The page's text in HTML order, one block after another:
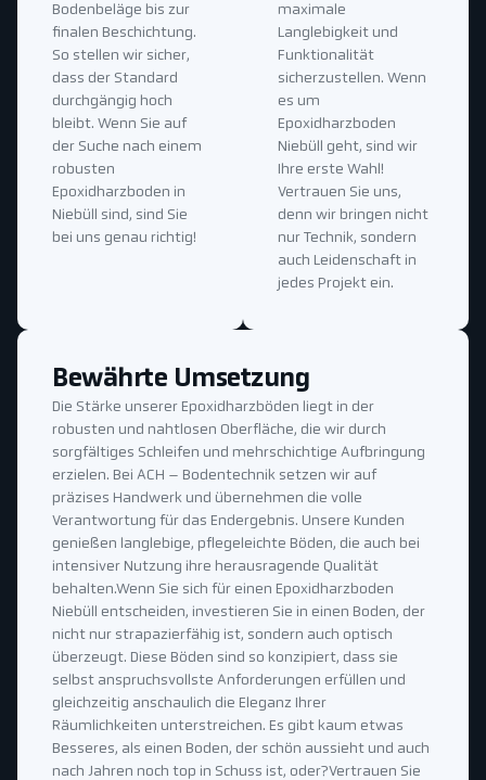
maximale
Langlebigkeit und
Funktionalität
sicherzustellen. Wenn
es um
Epoxidharzboden
Niebüll geht, sind wir
Ihre erste Wahl!
Vertrauen Sie uns,
denn wir bringen nicht
nur Technik, sondern
auch Leidenschaft in
jedes Projekt ein.
Bodenbeläge bis zur
finalen Beschichtung.
So stellen wir sicher,
dass der Standard
durchgängig hoch
bleibt. Wenn Sie auf
der Suche nach einem
robusten
Epoxidharzboden in
Niebüll sind, sind Sie
bei uns genau richtig!
Bewährte Umsetzung
Die Stärke unserer Epoxidharzböden liegt in der
robusten und nahtlosen Oberfläche, die wir durch
sorgfältiges Schleifen und mehrschichtige Aufbringung
erzielen. Bei ACH – Bodentechnik setzen wir auf
präzises Handwerk und übernehmen die volle
Verantwortung für das Endergebnis. Unsere Kunden
genießen langlebige, pflegeleichte Böden, die auch bei
intensiver Nutzung ihre herausragende Qualität
behalten.Wenn Sie sich für einen Epoxidharzboden
Niebüll entscheiden, investieren Sie in einen Boden, der
nicht nur strapazierfähig ist, sondern auch optisch
überzeugt. Diese Böden sind so konzipiert, dass sie
selbst anspruchsvollste Anforderungen erfüllen und
gleichzeitig anschaulich die Eleganz Ihrer
Räumlichkeiten unterstreichen. Es gibt kaum etwas
Besseres, als einen Boden, der schön aussieht und auch
nach Jahren noch top in Schuss ist, oder?Vertrauen Sie